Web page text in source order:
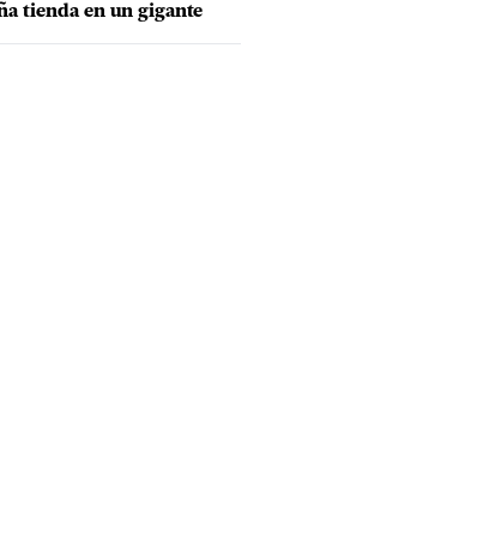
tienda en un gigante